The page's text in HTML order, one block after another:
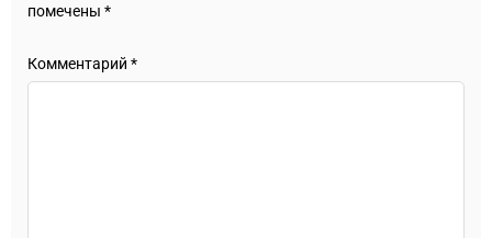
помечены *
Комментарий *